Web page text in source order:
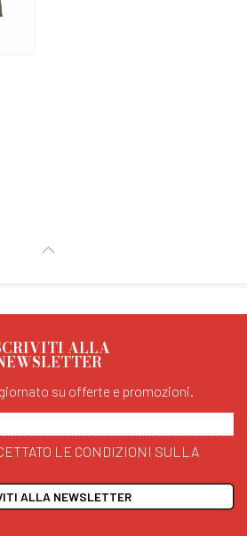
ALLA
su offerte e promozioni.
LE CONDIZIONI SULLA
ALLA NEWSLETTER